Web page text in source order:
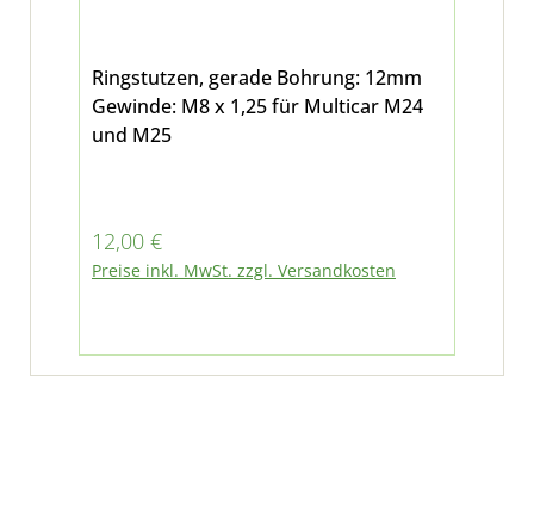
Ringstutzen, gerade Bohrung: 12mm
Gewinde: M8 x 1,25 für Multicar M24
und M25
Regulärer Preis:
12,00 €
Preise inkl. MwSt. zzgl. Versandkosten